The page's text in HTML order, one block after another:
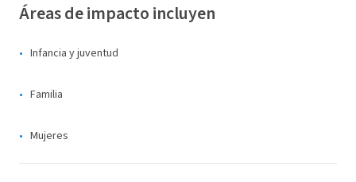
Áreas de impacto incluyen
Infancia y juventud
Familia
Mujeres